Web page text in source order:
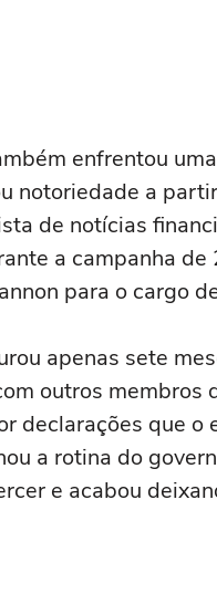
enfrentou
notoriedade a
de notícias
a campanha
para o cargo
apenas sete
outros membros
declarações que
a rotina do
e acabou